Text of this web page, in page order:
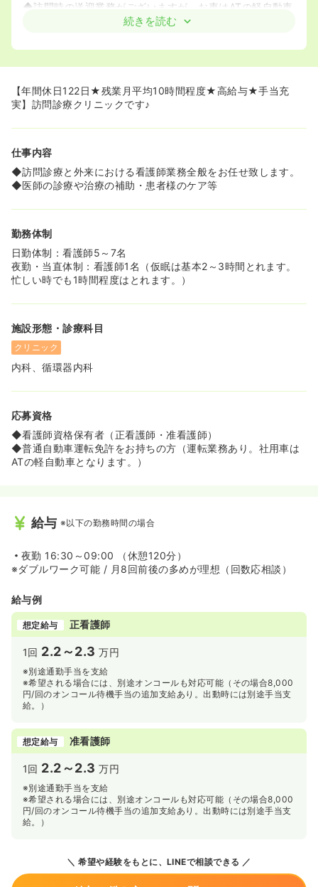
◆訪問時の送迎業務がございますが、お車はATの軽自動車
ですので、運転に自信がない方も運転しやすくご安心いた
続きを読む
【年間休日122日★残業月平均10時間程度★高給与★手当充
実】訪問診療クリニックです♪
仕事内容
◆訪問診療と外来における看護師業務全般をお任せ致します。
◆医師の診療や治療の補助・患者様のケア等
勤務体制
日勤体制：看護師5～7名
夜勤・当直体制：看護師1名（仮眠は基本2～3時間とれます。
忙しい時でも1時間程度はとれます。）
施設形態・診療科目
クリニック
内科、循環器内科
応募資格
◆看護師資格保有者（正看護師・准看護師）
◆普通自動車運転免許をお持ちの方（運転業務あり。社用車は
ATの軽自動車となります。）
給与 ※以下の勤務時間の場合
夜勤 16:30～09:00 （休憩120分）
※ダブルワーク可能 / 月8回前後の多めが理想（回数応相談）
給与例
想定給与 正看護師
1回 2.2～2.3 万円
※別途通勤手当を支給
※希望される場合には、別途オンコールも対応可能（その場合8,000
円/回のオンコール待機手当の追加支給あり。出動時には別途手当支
給。）
想定給与 准看護師
1回 2.2～2.3 万円
※別途通勤手当を支給
※希望される場合には、別途オンコールも対応可能（その場合8,000
円/回のオンコール待機手当の追加支給あり。出動時には別途手当支
給。）
希望や経験をもとに、LINEで相談できる